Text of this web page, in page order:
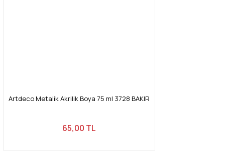
Artdeco Metalik Akrilik Boya 75 ml 3728 BAKIR
65,00 TL